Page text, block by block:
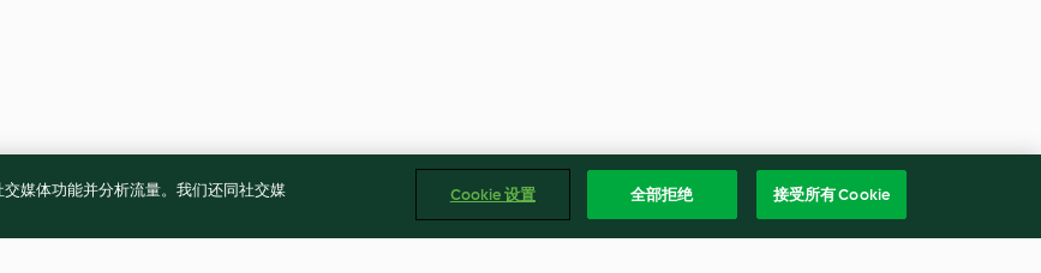
媒体功能并分析流量。我们还同社交媒
Cookie 设置 全部拒绝 接受所有 Cookie